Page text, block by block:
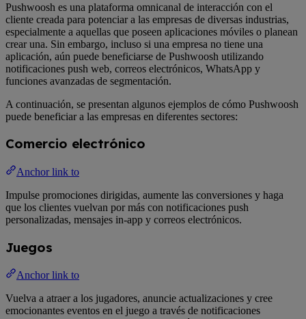
Pushwoosh es una plataforma omnicanal de interacción con el
cliente creada para potenciar a las empresas de diversas industrias,
especialmente a aquellas que poseen aplicaciones móviles o planean
crear una. Sin embargo, incluso si una empresa no tiene una
aplicación, aún puede beneficiarse de Pushwoosh utilizando
notificaciones push web, correos electrónicos, WhatsApp y
funciones avanzadas de segmentación.
A continuación, se presentan algunos ejemplos de cómo Pushwoosh
puede beneficiar a las empresas en diferentes sectores:
Comercio electrónico
Anchor link to
Impulse promociones dirigidas, aumente las conversiones y haga
que los clientes vuelvan por más con notificaciones push
personalizadas, mensajes in-app y correos electrónicos.
Juegos
Anchor link to
Vuelva a atraer a los jugadores, anuncie actualizaciones y cree
emocionantes eventos en el juego a través de notificaciones